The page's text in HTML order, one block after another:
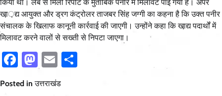
किया था। लैब से मिली रिपोर्ट के मुताबिक पनीर में मिलावट पाई गयी है। अपर
खा़़द्य आयुक्त और ड्रग कंट्रोलर ताजबर सिंह जग्गी का कहना है कि उक्त पनीर
संचालक के खिलाफ कानूनी कार्रवाई की जाएगी। उन्होंने कहा कि खा़द्य पदार्थों में
मिलावट करने वालों से सख्ती से निपटा जाएगा।
Facebook
Mastodon
Email
Posted inउत्तराखंड